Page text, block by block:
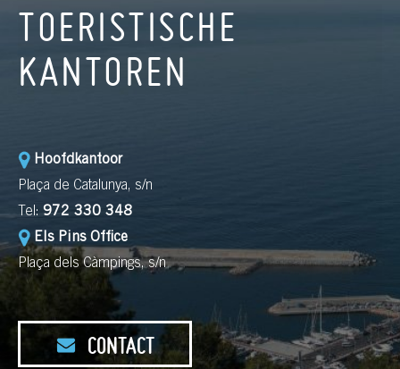
TOERISTISCHE
KANTOREN
Hoofdkantoor
Plaça de Catalunya, s/n
Tel: 972 330 348
Els Pins Office
Plaça dels Càmpings, s/n
CONTACT